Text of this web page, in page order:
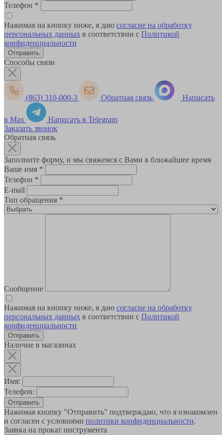
Телефон *
Нажимая на кнопку ниже, я даю согласие на обработку
персональных данных в соответствии с Политикой
конфиденциальности
Способы связи
(863) 310-000-3 Обратная связь Написать
в Max
Написать в Telegram
Заказать звонок
Обратная связь
Заполните форму, и мы свяжемся с Вами в ближайшее время
Ваше имя *
Телефон *
E-mail
Тип обращения *
Сообщение
Нажимая на кнопку ниже, я даю согласие на обработку
персональных данных в соответствии с Политикой
конфиденциальности
Наличие в магазинах
Имя:
Телефон:
Отправить
Нажимая кнопку "Отправить" подтверждаю, что я ознакомлен
и согласен с условиями политики конфиденциальности.
Заявка на прокат инструмента